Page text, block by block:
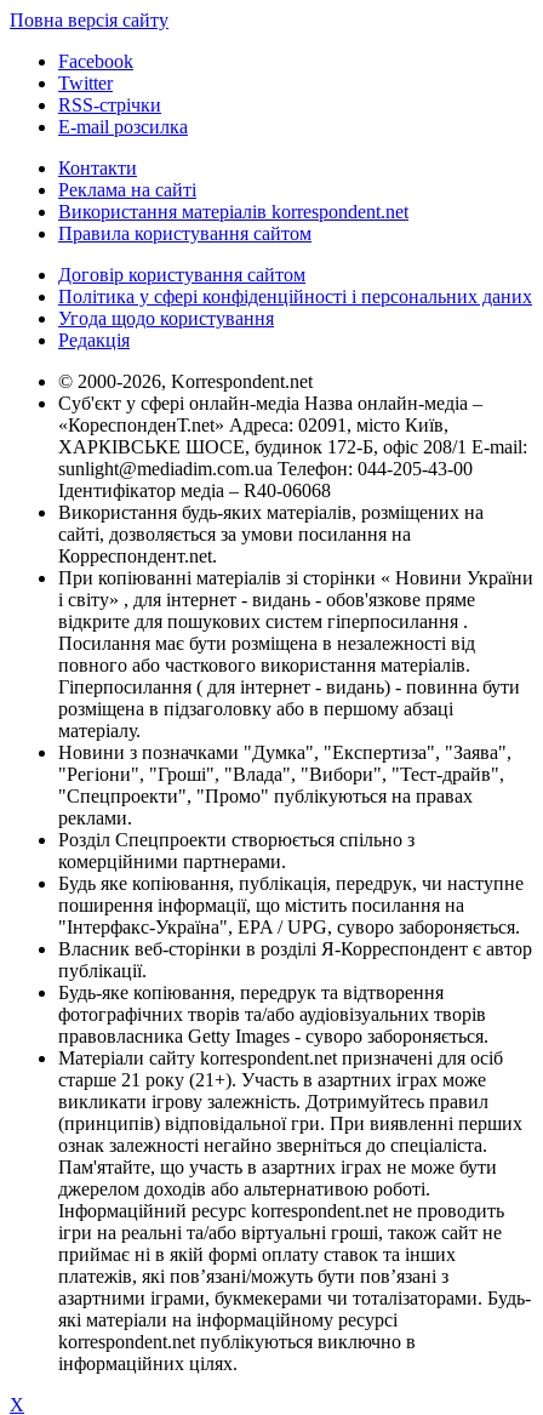
Повна версія сайту
Facebook
Twitter
RSS-стрічки
E-mail розсилка
Контакти
Реклама на сайті
Використання матеріалів korrespondent.net
Правила користування сайтом
Договір користування сайтом
Політика у сфері конфіденційності і персональних даних
Угода щодо користування
Редакція
© 2000-2026, Korrespondent.net
Суб'єкт у сфері онлайн-медіа Назва онлайн-медіа –
«КореспонденТ.net» Адреса: 02091, місто Київ,
ХАРКІВСЬКЕ ШОСЕ, будинок 172-Б, офіс 208/1 E-mail:
sunlight@mediadim.com.ua Телефон: 044-205-43-00
Ідентифікатор медіа – R40-06068
Використання будь-яких матеріалів, розміщених на
сайті, дозволяється за умови посилання на
Корреспондент.net.
При копіюванні матеріалів зі сторінки « Новини України
і світу» , для інтернет - видань - обов'язкове пряме
відкрите для пошукових систем гіперпосилання .
Посилання має бути розміщена в незалежності від
повного або часткового використання матеріалів.
Гіперпосилання ( для інтернет - видань) - повинна бути
розміщена в підзаголовку або в першому абзаці
матеріалу.
Новини з позначками "Думка", "Експертиза", "Заява",
"Регіони", "Гроші", "Влада", "Вибори", "Тест-драйв",
"Спецпроекти", "Промо" публікуються на правах
реклами.
Розділ Спецпроекти створюється спільно з
комерційними партнерами.
Будь яке копіювання, публікація, передрук, чи наступне
поширення інформації, що містить посилання на
"Інтерфакс-Україна", EPA / UPG, суворо забороняється.
Власник веб-сторінки в розділі Я-Корреспондент є автор
публікації.
Будь-яке копіювання, передрук та відтворення
фотографічних творів та/або аудіовізуальних творів
правовласника Getty Images - суворо забороняється.
Матеріали сайту korrespondent.net призначені для осіб
старше 21 року (21+). Участь в азартних іграх може
викликати ігрову залежність. Дотримуйтесь правил
(принципів) відповідальної гри. При виявленні перших
ознак залежності негайно зверніться до спеціаліста.
Пам'ятайте, що участь в азартних іграх не може бути
джерелом доходів або альтернативою роботі.
Інформаційний ресурс korrespondent.net не проводить
ігри на реальні та/або віртуальні гроші, також сайт не
приймає ні в якій формі оплату ставок та інших
платежів, які пов’язані/можуть бути пов’язані з
азартними іграми, букмекерами чи тоталізаторами. Будь-
які матеріали на інформаційному ресурсі
korrespondent.net публікуються виключно в
інформаційних цілях.
X